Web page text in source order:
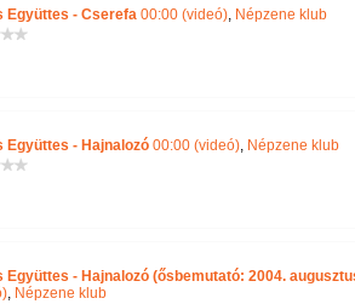
Együttes - Cserefa 00:00 (videó), Népzene klub
Együttes - Hajnalozó 00:00 (videó), Népzene klub
Együttes - Hajnalozó (ősbemutató: 2004.
, Népzene klub